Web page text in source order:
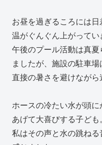
お昼を過ぎるころには
温がぐんぐん上がってい
午後のプール活動は真
ましたが、施設の駐車場
直接の暑さを避けながら
ホースの冷たい水が頭
あげて大喜びする子ども。
私はその声と水の跳ね